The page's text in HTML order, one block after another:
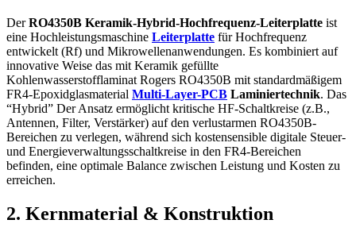
DerRO4350B Keramik-Hybrid-Hochfrequenz-Leiterplatte ist
eine Hochleistungsmaschine Leiterplatte für Hochfrequenz
entwickelt (Rf) und Mikrowellenanwendungen. Es kombiniert auf
innovative Weise das mit Keramik gefüllte
Kohlenwasserstofflaminat Rogers RO4350B mit standardmäßigem
FR4-Epoxidglasmaterial Multi-Layer-PCB Laminiertechnik. Das
“Hybrid” Der Ansatz ermöglicht kritische HF-Schaltkreise (z.B.,
Antennen, Filter, Verstärker) auf den verlustarmen RO4350B-
Bereichen zu verlegen, während sich kostensensible digitale Steuer-
und Energieverwaltungsschaltkreise in den FR4-Bereichen
befinden, eine optimale Balance zwischen Leistung und Kosten zu
erreichen.
2. Kernmaterial & Konstruktion